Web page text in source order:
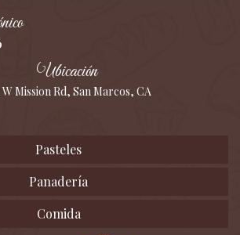
Ubicación
W Mission Rd, San Marcos, CA
Pasteles
Panadería
Comida